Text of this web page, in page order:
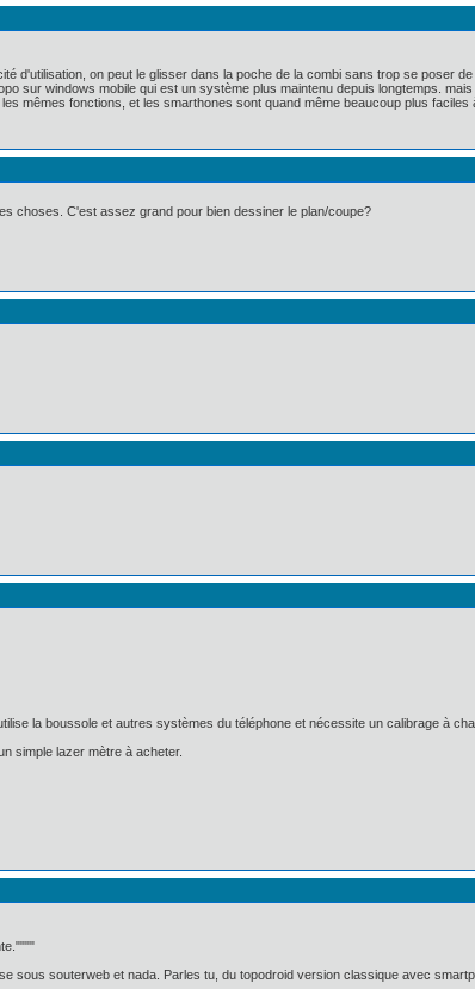
d'utilisation, on peut le glisser dans la poche de la combi sans trop se poser de
sur windows mobile qui est un système plus maintenu depuis longtemps.
mêmes fonctions, et les smarthones sont quand même beaucoup plus faciles
choses. C'est assez grand pour bien dessiner le plan/coupe?
la boussole et autres systèmes du téléphone et nécessite un calibrage à
simple lazer mètre à acheter.
sous souterweb et nada. Parles tu, du topodroid version classique avec